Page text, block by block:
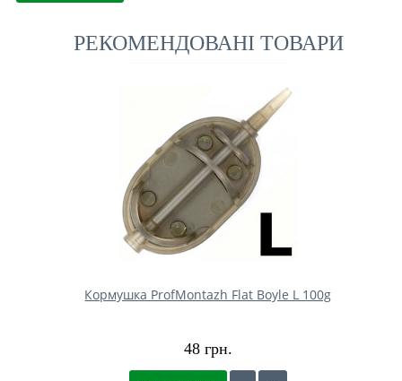
РЕКОМЕНДОВАНІ ТОВАРИ
Кормушка ProfMontazh Flat Boyle L 100g
48 грн.